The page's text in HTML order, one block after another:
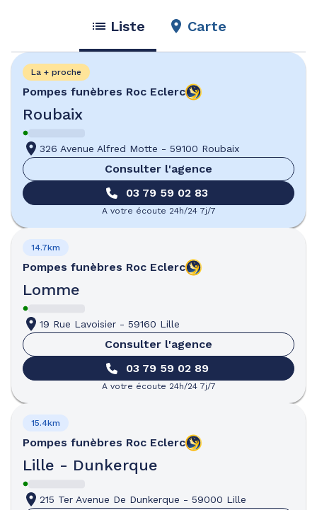
Liste Carte
Pompes funèbres Roc Eclerc
Roubaix
La + proche
326 Avenue Alfred Motte - 59100 Roubaix
Consulter l'agence
03 79 59 02 83
A votre écoute 24h/24 7j/7
Pompes funèbres Roc Eclerc
Lomme
14.7km
19 Rue Lavoisier - 59160 Lille
Consulter l'agence
03 79 59 02 89
A votre écoute 24h/24 7j/7
Pompes funèbres Roc Eclerc
Lille - Dunkerque
15.4km
215 Ter Avenue De Dunkerque - 59000 Lille